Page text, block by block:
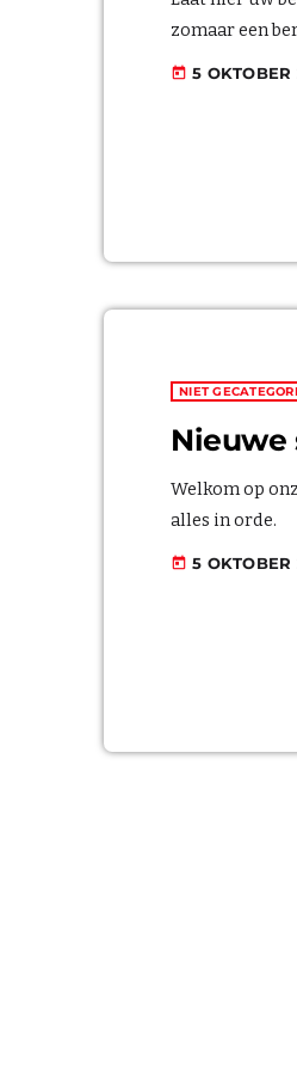
zomaar een
today 5 OKTOBER
NIET
Nieuwe
Welkom op
alles in orde.
today 5 OKTOBER